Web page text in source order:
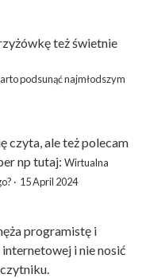
też świetnie
podsunąć najmłodszym
czyta, ale też polecam
np tutaj: Wirtualna
· 15 April 2024
programistę i
i nie nosić